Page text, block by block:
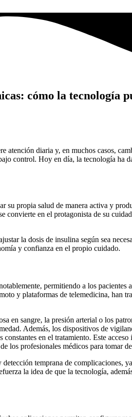
cómo la tecnología
diaria y, en muchos casos,
control. Hoy en día, la tecnología ha
su propia salud de manera activa y
en el protagonista de su
la dosis de insulina según sea
y confianza en el propio cuidado.
permitiendo a los
y plataformas de telemedicina, han
en sangre, la presión arterial o los
Además, los dispositivos de
en el tratamiento. Este
los profesionales médicos para tomar
temprana de complicaciones,
la idea de que la tecnología,